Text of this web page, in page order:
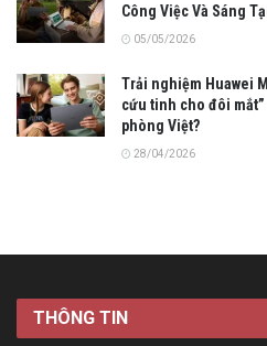
Công Việc Và Sáng
05/05/2026
Trải nghiệm Huawei
cứu tinh cho đôi
phòng Việt?
28/04/2026
THÔNG TIN